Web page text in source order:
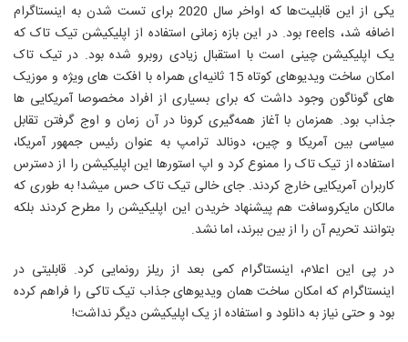
یکی از این قابلیت‌ها که اواخر سال 2020 برای تست شدن به اینستاگرام
اضافه شد، reelsبود. در این بازه زمانی استفاده از اپلیکیشن تیک تاک که
یک اپلیکیشن چینی است با استقبال زیادی روبرو شده بود. در تیک تاک
امکان ساخت ویدیوهای کوتاه 15 ثانیه‌ای همراه با افکت های ویژه و موزیک
های گوناگون وجود داشت که برای بسیاری از افراد مخصوصا آمریکایی ها
جذاب بود. همزمان با آغاز همه‌‌گیری کرونا در آن زمان و اوج گرفتن تقابل
سیاسی بین آمریکا و چین، دونالد ترامپ به عنوان رئیس جمهور آمریکا،
استفاده از تیک تاک را ممنوع کرد و اپ استورها این اپلیکیشن را از دسترس
کاربران آمریکایی خارج کردند. جای خالی تیک تاک حس میشد! به طوری که
مالکان مایکروسافت هم پیشنهاد خریدن این اپلیکیشن را مطرح کردند بلکه
بتوانند تحریم آن را از بین ببرند، اما نشد.
در پی این اعلام، اینستاگرام کمی بعد از ریلز رونمایی کرد. قابلیتی در
اینستاگرام که امکان ساخت همان ویدیوهای جذاب تیک تاکی را فراهم کرده
بود و حتی نیاز به دانلود و استفاده از یک اپلیکیشن دیگر نداشت!